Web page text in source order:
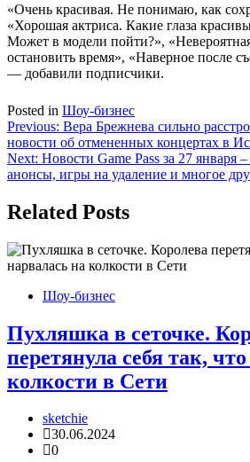
«Очень красивая. Не понимаю, как
«Хорошая актриса. Какие глаза
Может в модели пойти?»,
остановить время», «Наверное после
— добавили подписчики.
Posted in Шоу-бизнес
Навигация
по
записям
Previous: Вера Брежнева сильно
новости об отмененных концертах в
Next: Новости Game Pass за 27 января
анонсы, игры на удаление и многое
Related Posts
Шоу-бизнес
Пухляшка в сеточке.
перетянула себя так,
колкости в Сети
sketchie
30.06.2024
0